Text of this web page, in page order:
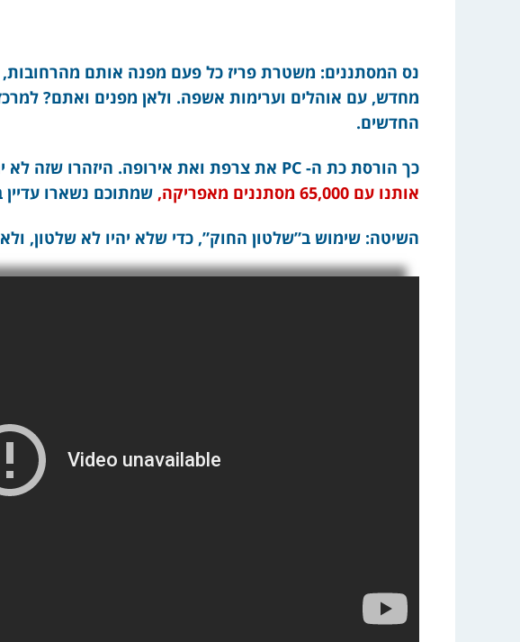
נס המסתננים: משטרת פריז כל פעם מפנה אותם
מחדש, עם אוהלים וערימות אשפה. ולאן מפנים ואתם?
החדשים.
כך הורסת כת ה- PC את צרפת ואת אירופה. היזהרו שזה לא יחזור אלינו,
אותנו עם 65,000 מסתננים מאפריקה,
שמתוכם נשארו עדיין בארץ
השיטה: שימוש ב”שלטון החוק”, כדי שלא יהיו לא שלטון,